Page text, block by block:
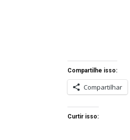
Compartilhe isso:
Compartilhar
Curtir isso: